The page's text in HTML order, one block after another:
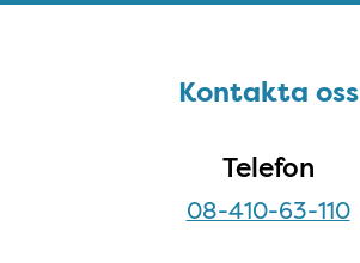
Kontakta ossKontakta oss
Telefon
08-410-63-110